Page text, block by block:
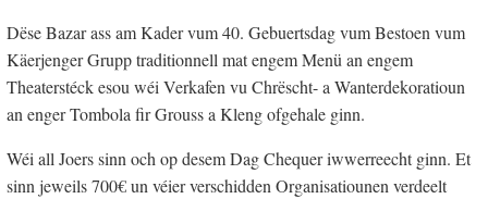
Dëse Bazar ass am Kader vum 40. Gebuertsdag vum Bestoen vum
Käerjenger Grupp traditionnell mat engem Menü an engem
Theaterstéck esou wéi Verkafen vu Chrëscht- a Wanterdekoratioun
an enger Tombola fir Grouss a Kleng ofgehale ginn.
Wéi all Joers sinn och op desem Dag Chequer iwwerreecht ginn. Et
sinn jeweils 700€ un véier verschidden Organisatiounen verdeelt